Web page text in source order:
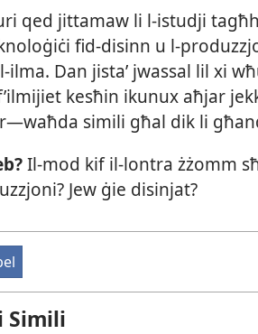
qed jittamaw li l-​istudji
fid-​disinn u l-​
Dan jistaʼ jwassal lil xi
kesħin ikunux aħjar
simili għal dik li
Il-​mod kif il-​lontra żżomm
Jew ġie disinjat?
Simili